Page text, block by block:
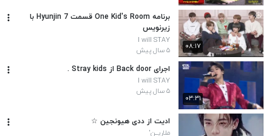
۰۸:۱۷
برنامه One Kid's Room قسمت 7 Hyunjin با
زیرنویس
I will STAY
۵ سال پیش
۰۳:۳۱
اجرای Back door از Stray kids .
I will STAY
۵ سال پیش
ادیت از ددی هیونجین ⁦⁠☆⁩
ملاریــن'